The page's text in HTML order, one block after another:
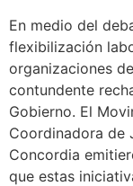
En medio del
flexibilización
organizaciones
contundente
Gobierno. El
Coordinadora de
Concordia
que estas